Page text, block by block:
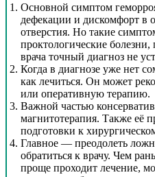
Основной симптом
дефекации и дискомфорт в
отверстия. Но такие
проктологические
врача точный диагноз не
Когда в диагнозе уже нет
как лечиться. Он может
или оперативную терапию.
Важной частью
магнитотерапия. Также её
подготовки к
Главное — преодолеть
обратиться к врачу. Чем
проще проходит лечение,